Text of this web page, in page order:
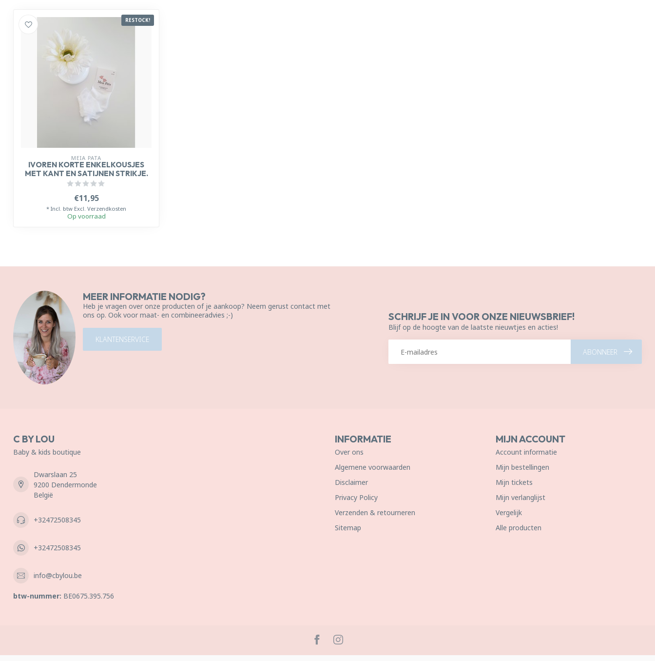
RESTOCK!
MEIA PATA
IVOREN KORTE ENKELKOUSJES
MET KANT EN SATIJNEN STRIKJE.
€11,95
* Incl. btw Excl. Verzendkosten
Op voorraad
MEER INFORMATIE NODIG?
Heb je vragen over onze producten of je aankoop? Neem gerust contact met
ons op. Ook voor maat- en combineeradvies ;-)
KLANTENSERVICE
SCHRIJF JE IN VOOR ONZE NIEUWSBRIEF!
Blijf op de hoogte van de laatste nieuwtjes en acties!
ABONNEER
C BY LOU
Baby & kids boutique
Dwarslaan 25
9200 Dendermonde
België
+32472508345
+32472508345
info@cbylou.be
btw-nummer: BE0675.395.756
INFORMATIE
Over ons
Algemene voorwaarden
Disclaimer
Privacy Policy
Verzenden & retourneren
Sitemap
MIJN ACCOUNT
Account informatie
Mijn bestellingen
Mijn tickets
Mijn verlanglijst
Vergelijk
Alle producten